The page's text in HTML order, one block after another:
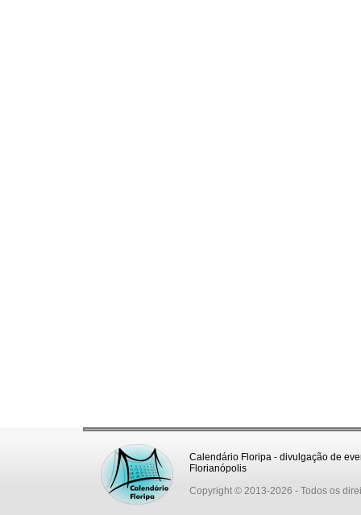
Calendário Floripa - divulgação de
Florianópolis
Copyright © 2013-2026 - Todos os